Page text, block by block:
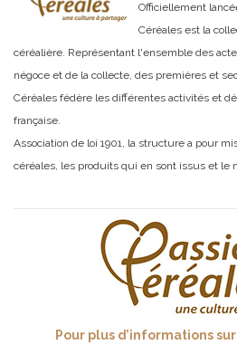
Officiellement
Céréales est la
céréalière. Représentant l'ensemble des
négoce et de la collecte, des premières et
Céréales fédère les différentes activités et
française.
Association de loi 1901, la structure a pour
céréales, les produits qui en sont issus et le
Pour plus d’informations